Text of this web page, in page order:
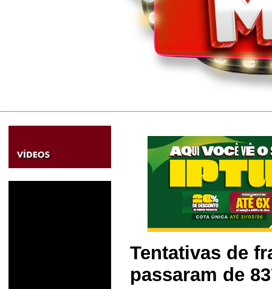
Tentativas de
passaram de